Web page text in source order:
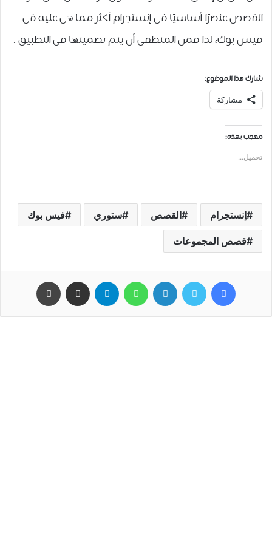
ﺍﻟﻘﺼﺺ ﻋﻨﺼﺮًﺍ ﺃﺳﺎﺳﻴًﺎ ﻓﻲ ﺇﻧﺴﺘﺠﺮﺍﻡ ﺃﻛﺜﺮ ﻣﻤﺎ ﻫﻲ ﻋﻠﻴﻪ ﻓﻲ
ﻓﻴﺲ ﺑﻮﻙ، ﻟﺬﺍ ﻓﻤﻦ ﺍﻟﻤﻨﻄﻘﻲ ﺃﻥ ﻳﺘﻢ ﺗﻀﻤﻴﻨﻬﺎ ﻓﻲ ﺍﻟﺘﻄﺒﻴﻖ .
شارك هذا الموضوع:
مشاركة
معجب بهذه:
تحميل...
إنستجرام القصص ستوري فيس بوك
ﻗﺼﺺ ﺍﻟﻤﺠﻤﻮعات
فيسبوك تويتر لينكدإن واتساب تيلقرام مشاركة عبر البريد